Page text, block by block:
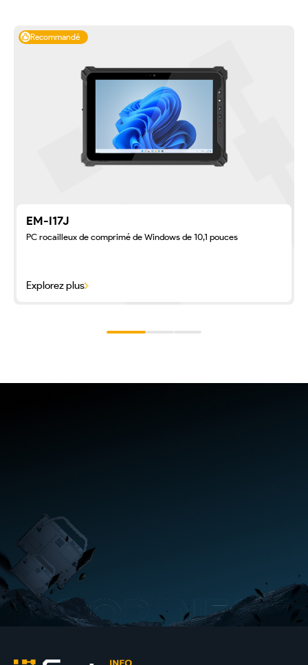
Recommandé
EM-I17J
PC rocailleux de comprimé de Windows de 10,1 pouces
Explorez plus